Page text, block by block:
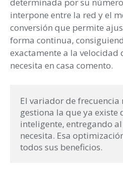
determinada por su
interpone entre la red y el
conversión que permite
forma continua,
exactamente a la velocidad
necesita en casa comento.
El variador de frecuencia
gestiona la que ya existe
inteligente, entregando
necesita. Esa
todos sus beneficios.